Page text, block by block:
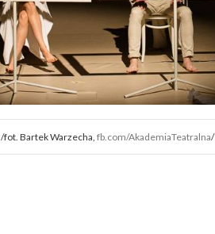
/fot. Bartek Warzecha, fb.com/AkademiaTeatralna/